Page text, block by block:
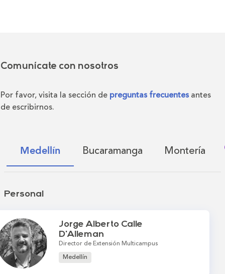
Comunícate con nosotros
Por favor, visita la sección de preguntas frecuentes antes
de escribirnos.
Medellín Bucaramanga Montería
Personal
Jorge Alberto Calle
D'Alleman
Director de Extensión Multicampus
Medellín